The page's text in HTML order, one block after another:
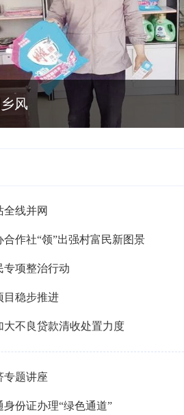
汇丰街道：修缮设施
全线并网
作社“领”出强村富民新图景
专项整治行动
目稳步推进
大不良贷款清收处置力度
专题讲座
份证办理“绿色通道”